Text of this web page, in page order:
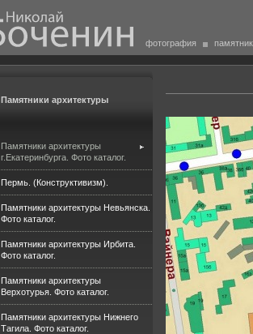
фотография
Памятники архитектуры
Памятники архитектуры
г.Екатеринбурга. Фото каталог.
Пермь. (Конструктивизм).
Памятники архитектуры Невьянска.
Фото каталог.
Памятники архитектуры Ирбита.
Фото каталог.
Памятники архитектуры
Верхотурья. Фото каталог.
Памятники архитектуры Нижнего
Тагила. Фото каталог.